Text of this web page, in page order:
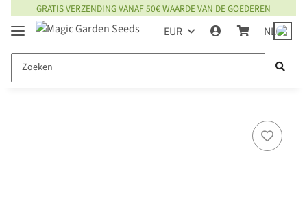
GRATIS VERZENDING VANAF 50€ WAARDE VAN DE GOEDEREN
EUR NL